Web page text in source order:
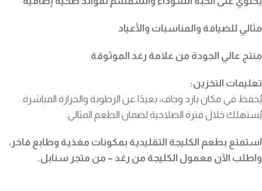
مثالي للضيافة والمناسبات والأعياد
منتج عالي الجودة من علامة رغد الموثوقة
تعليمات التخزين:
يُحفظ في مكان بارد وجاف، بعيدًا عن الرطوبة والحرارة المباشرة.
يُستهلك خلال فترة الصلاحية لضمان الطعم المثالي.
استمتع بطعم الكليجة التقليدية بمكونات مغذية وطابع فاخر،
واطلب الآن معمول الكليجة من رغد – من متجر سنابل.